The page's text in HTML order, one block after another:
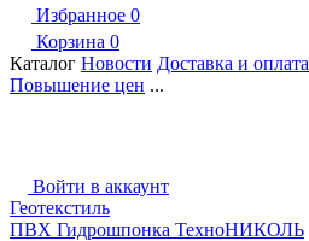
Избранное 0
Корзина 0
Каталог Новости Доставка и оплата
Повышение цен ...
Войти в аккаунт
Геотекстиль
ПВХ Гидрошпонка ТехноНИКОЛЬ